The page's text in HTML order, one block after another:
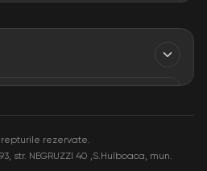
rezervate.
str. NEGRUZZI 40 ,S.Hulboaca, mun.